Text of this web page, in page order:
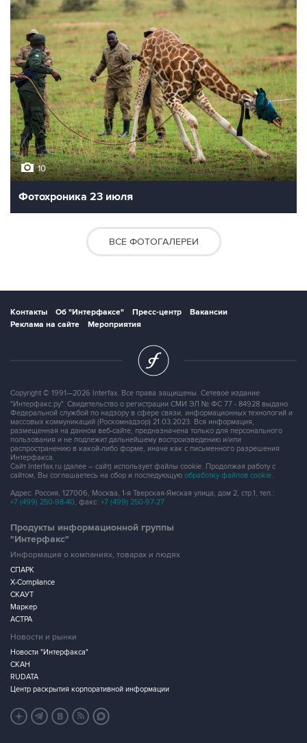
10
Фотохроника 23 июля
ВСЕ ФОТОГАЛЕРЕИ
Контакты Об "Интерфаксе" Пресс-центр
Вакансии
Реклама на сайте
Мероприятия
Copyright © 1991—2026 Interfax. Все права защищены. Сетевое издание
"Интерфакс.ру". Свидетельство о регистрации СМИ ЭЛ № ФС 77 - 84928 выдано
Федеральной службой по надзору в сфере связи, информационных технологий и
массовых коммуникаций (Роскомнадзор) 21.03.2023. Вся информация,
размещенная на данном веб-сайте, предназначена только для персонального
пользования и не подлежит дальнейшему воспроизведению и/или
распространению в какой-либо форме, иначе как с письменного разрешения
Интерфакса.
Сайт Interfax.ru (далее – сайт) использует файлы cookie. Продолжая работу с
сайтом, Вы соглашаетесь на сбор и последующую обработку файлов cookie.
Адрес: Россия, 127006, Москва, 1-я Тверская-Ямская улица, дом 2, стр.1, тел.:
+7 (499) 250-98-40, факс: +7 (499) 250-97-27
Продукты информационной группы
"Интерфакс"
Информация о компаниях, товарах и людях
СПАРК
X-Compliance
СКАУТ
Маркер
АСТРА
Новости и рынки
Новости "Интерфакса"
СКАН
RUDATA
Центр раскрытия корпоративной информации